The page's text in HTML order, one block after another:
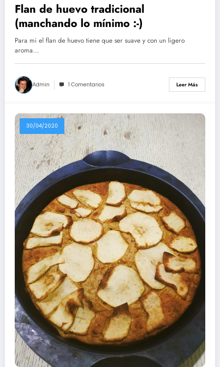
Flan de huevo tradicional
(manchando lo mínimo :-)
Para mi el flan de huevo tiene que ser suave y con un ligero
aroma…
Admin 1 Comentarios Leer Más
30/04/2020